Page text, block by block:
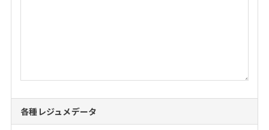
各種レジュメデータ